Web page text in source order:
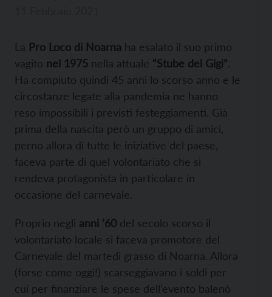
La Pro Loco di Noarna ha esalato il suo primo
vagito nel 1975 nella attuale “Stube del Gigi”.
Ha compiuto quindi 45 anni lo scorso anno e le
circostanze legate alla pandemia ne hanno
reso impossibili i previsti festeggiamenti. Già
prima della nascita però un gruppo di amici,
perno allora di tutte le iniziative del paese,
faceva parte di quel volontariato che si
rendeva protagonista in particolare in
occasione del carnevale.
Proprio negli anni ’60 del secolo scorso il
volontariato locale si faceva promotore del
Carnevale del martedì grasso di Noarna. Allora
(forse come oggi!) scarseggiavano i soldi per
cui per finanziare le spese dell’evento balenò